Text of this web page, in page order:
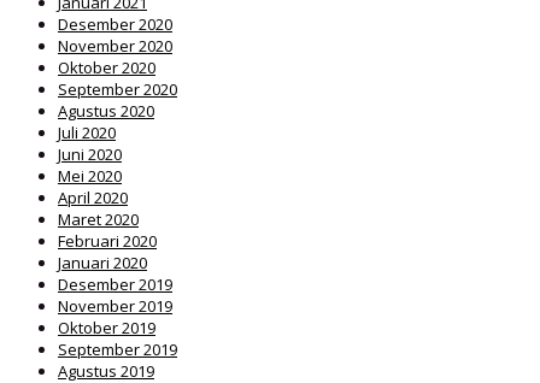
Desember 2020
November 2020
Oktober 2020
September 2020
Agustus 2020
Juli 2020
Juni 2020
Mei 2020
April 2020
Maret 2020
Februari 2020
Januari 2020
Desember 2019
November 2019
Oktober 2019
September 2019
Agustus 2019